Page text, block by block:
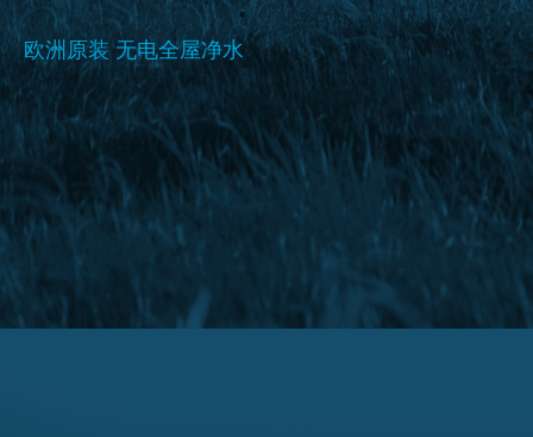
欧洲原装 无电全屋净水